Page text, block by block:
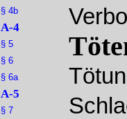
§ 4b
A-4
§ 5
§ 6
§ 6a
A-5
§ 7